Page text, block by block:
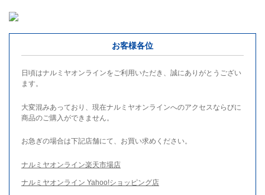
お客様各位
日頃はナルミヤオンラインをご利用いただき、誠にありがとうござい
ます。
大変混みあっており、現在ナルミヤオンラインへのアクセスならびに
商品のご購入ができません。
お急ぎの場合は下記店舗にて、お買い求めください。
ナルミヤオンライン楽天市場店
ナルミヤオンライン Yahoo!ショッピング店